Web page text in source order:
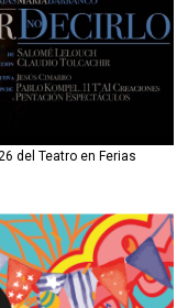
del Teatro en Ferias